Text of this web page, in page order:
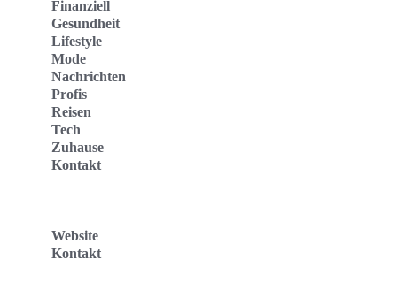
Finanziell
Gesundheit
Lifestyle
Mode
Nachrichten
Profis
Reisen
Tech
Zuhause
Kontakt
Website
Kontakt